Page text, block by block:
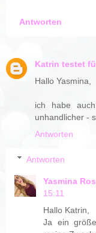
Antworten
Katrin testet
Hallo Yasmina,
ich habe
unhandlicher -
Antworten
Antworten
Yasmina
15:11
Hallo Katrin,
Ja ein